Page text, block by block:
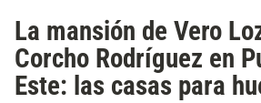
La mansión de Vero
Corcho Rodríguez en
Este: las casas para